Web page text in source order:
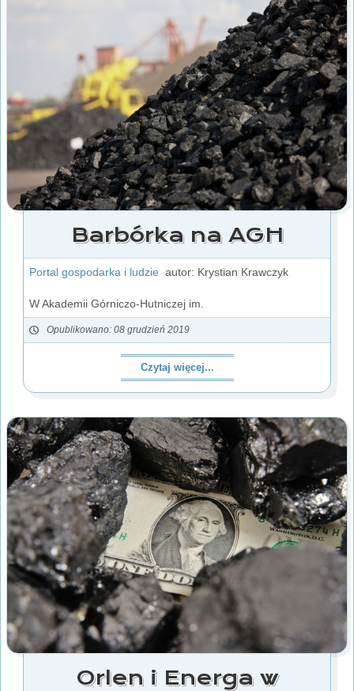
Barbórka na AGH
Portal gospodarka i ludzie autor: Krystian Krawczyk
W Akademii Górniczo-Hutniczej im.
Opublikowano: 08 grudzień 2019
Czytaj więcej...
Orlen i Energa w